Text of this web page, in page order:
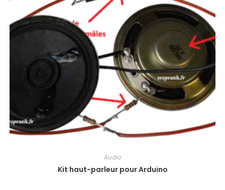
Audio
Kit haut-parleur pour Arduino